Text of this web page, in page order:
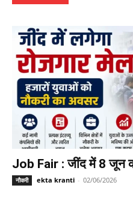
Job Fair : जींद में 8 जून
नौकरी ekta kranti - 02/06/2026